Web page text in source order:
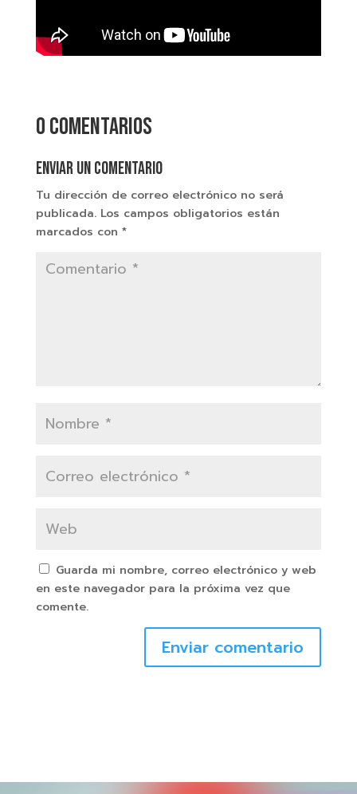
0 comentarios
Enviar un comentario
Tu dirección de correo electrónico no será
publicada. Los campos obligatorios están
marcados con *
Guarda mi nombre, correo electrónico y web
en este navegador para la próxima vez que
comente.
Enviar comentario